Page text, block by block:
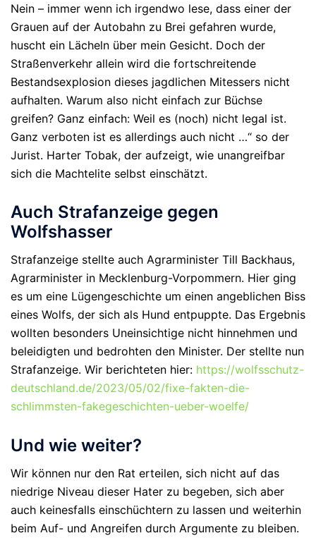
Nein – immer wenn ich irgendwo lese, dass einer der
Grauen auf der Autobahn zu Brei gefahren wurde,
huscht ein Lächeln über mein Gesicht. Doch der
Straßenverkehr allein wird die fortschreitende
Bestandsexplosion dieses jagdlichen Mitessers nicht
aufhalten. Warum also nicht einfach zur Büchse
greifen? Ganz einfach: Weil es (noch) nicht legal ist.
Ganz verboten ist es allerdings auch nicht …“ so der
Jurist. Harter Tobak, der aufzeigt, wie unangreifbar
sich die Machtelite selbst einschätzt.
Auch Strafanzeige gegen
Wolfshasser
Strafanzeige stellte auch Agrarminister Till Backhaus,
Agrarminister in Mecklenburg-Vorpommern. Hier ging
es um eine Lügengeschichte um einen angeblichen Biss
eines Wolfs, der sich als Hund entpuppte. Das Ergebnis
wollten besonders Uneinsichtige nicht hinnehmen und
beleidigten und bedrohten den Minister. Der stellte nun
Strafanzeige. Wir berichteten hier: https://wolfsschutz-
deutschland.de/2023/05/02/fixe-fakten-die-
schlimmsten-fakegeschichten-ueber-woelfe/
Und wie weiter?
Wir können nur den Rat erteilen, sich nicht auf das
niedrige Niveau dieser Hater zu begeben, sich aber
auch keinesfalls einschüchtern zu lassen und weiterhin
beim Auf- und Angreifen durch Argumente zu bleiben.